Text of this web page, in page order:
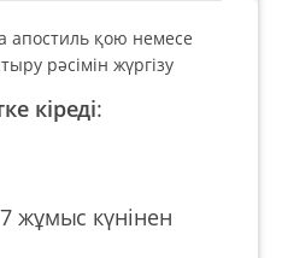
апостиль қою немесе
рәсімін жүргізу
кіреді:
7 жұмыс күнінен